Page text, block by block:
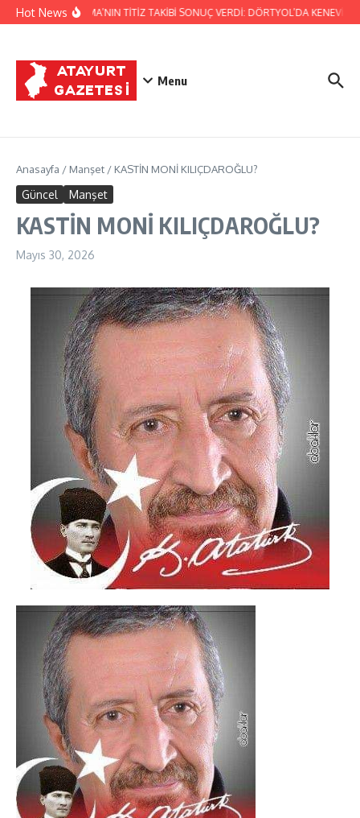
İçeriğe atla
Hot NewsJANDARMA’NIN TİTİZ TAKİBİ SONUÇ VERDİ: DÖRTYOL’DA KENEVİR
Menu
Anasayfa / Manşet / KASTİN MONİ KILIÇDAROĞLU?
Güncel Manşet
KASTİN MONİ KILIÇDAROĞLU?
Mayıs 30, 2026